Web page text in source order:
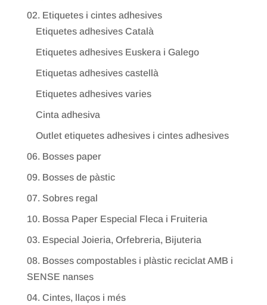
02. Etiquetes i cintes adhesives
Etiquetes adhesives Català
Etiquetes adhesives Euskera i Galego
Etiquetas adhesives castellà
Etiquetes adhesives varies
Cinta adhesiva
Outlet etiquetes adhesives i cintes adhesives
06. Bosses paper
09. Bosses de pàstic
07. Sobres regal
10. Bossa Paper Especial Fleca i Fruiteria
03. Especial Joieria, Orfebreria, Bijuteria
08. Bosses compostables i plàstic reciclat AMB i
SENSE nanses
04. Cintes, llaços i més